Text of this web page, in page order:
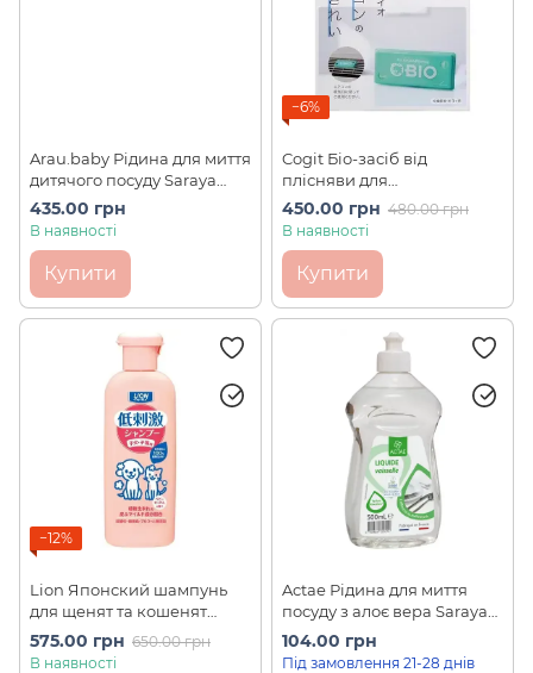
Arau.baby Рідина для миття
дитячого посуду Saraya
(500 мл)
435.00 грн
В наявності
Купити
−6%
Cogit Біо-засіб від
плісняви для
кондиціонерів Power Bio
Air‑conditioner Mold
450.00 грн 480.00 грн
В наявності
Купити
−12%
Lion Японский шампунь
для щенят та кошенят
гіпоалергенний (220 мл)
575.00 грн 650.00 грн
В наявності
Actae Рідина для миття
посуду з алоє вера Saraya
(500 мл)
104.00 грн
Під замовлення 21-28 днів